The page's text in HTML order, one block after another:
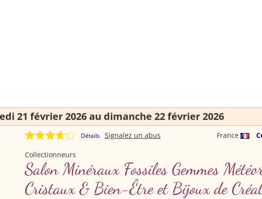
21 février 2026 au dimanche 22 février 2026
Détails France
Signalez un abus
Collectionneurs
Salon Minéraux Fossiles Gemmes
Cristaux & Bien-Être et Bijoux de